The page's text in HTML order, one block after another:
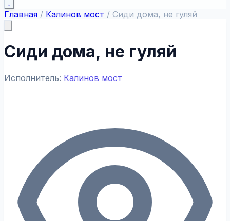
Главная / Калинов мост / Сиди дома, не гуляй
Сиди дома, не гуляй
Исполнитель: Калинов мост